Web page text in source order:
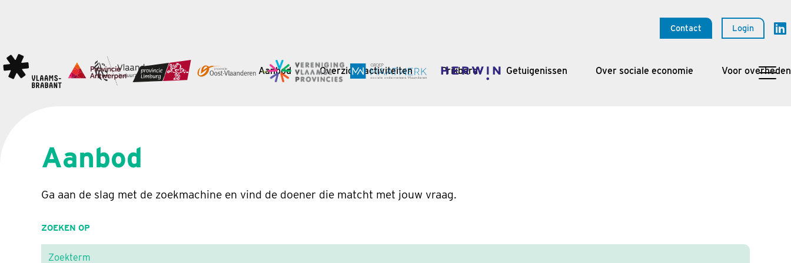
Contact Login
Aanbod Overzicht activiteiten Prikbord Getuigenissen Over sociale economie Voor overheden
Aanbod
Ga aan de slag met de zoekmachine en vind de doener die matcht met jouw vraag.
ZOEKEN OP